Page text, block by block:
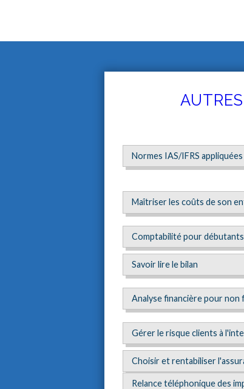
Normes IAS/IFRS appliquées
Maîtriser les coûts de son
Comptabilité pour débutants
Savoir lire le bilan
Analyse financière pour non
Gérer le risque clients à
Choisir et rentabiliser
Relance téléphonique des